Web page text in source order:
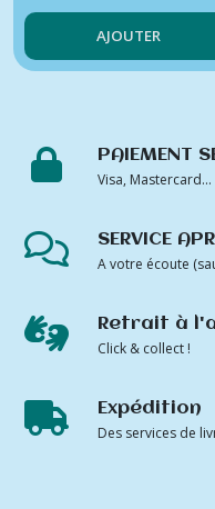
VAE
AJOUTER
PAIEMENT
Visa, Mastercard...
SERVICE
A votre écoute
Retrait à
Click & collect !
Expédition
Des services de